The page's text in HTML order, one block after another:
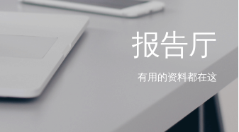
报告厅
有用的资料都在这